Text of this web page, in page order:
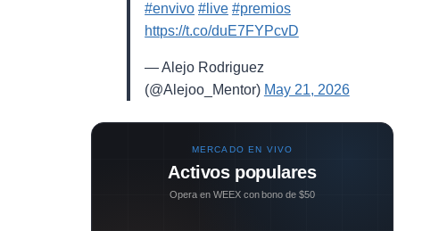
#envivo #live #premios
https://t.co/duE7FYPcvD
— Alejo Rodriguez
(@Alejoo_Mentor) May 21, 2026
MERCADO EN VIVO
Activos populares
Opera en WEEX con bono de $50